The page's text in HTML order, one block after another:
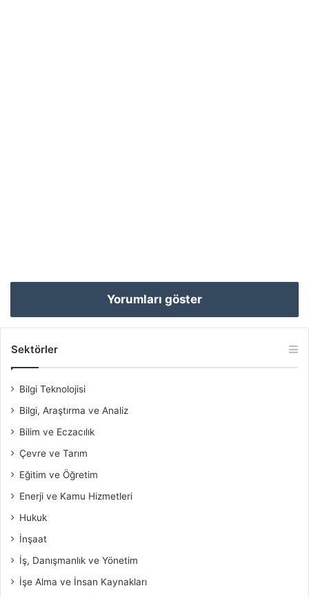
Yorumları göster
Sektörler
Bilgi Teknolojisi
Bilgi, Araştırma ve Analiz
Bilim ve Eczacılık
Çevre ve Tarım
Eğitim ve Öğretim
Enerji ve Kamu Hizmetleri
Hukuk
İnşaat
İş, Danışmanlık ve Yönetim
İşe Alma ve İnsan Kaynakları